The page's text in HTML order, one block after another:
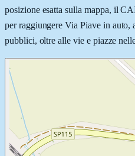
posizione esatta sulla mappa, il
per raggiungere Via Piave in
pubblici, oltre alle vie e piazze